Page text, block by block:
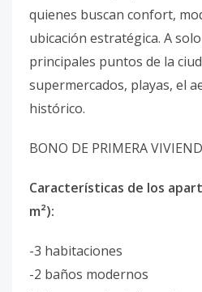
quienes buscan confort,
ubicación estratégica. A
principales puntos de la
supermercados, playas, el
histórico.
BONO DE PRIMERA
Características de los
m²):
-3 habitaciones
-2 baños modernos